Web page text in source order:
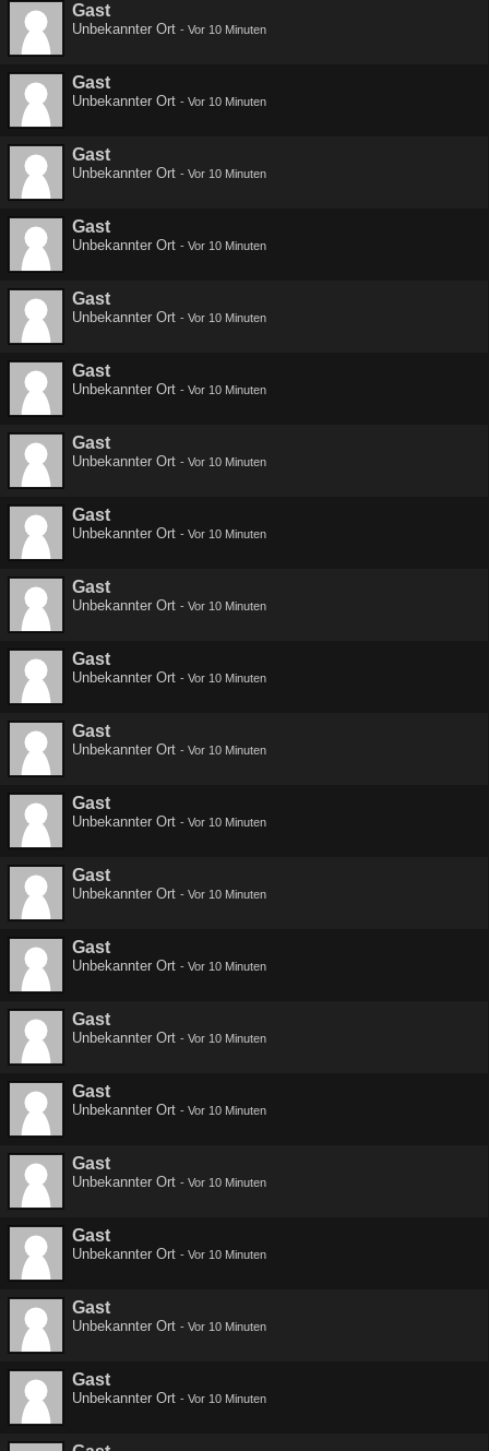
Gast
Unbekannter Ort - Vor 10 Minuten
Gast
Unbekannter Ort - Vor 10 Minuten
Gast
Unbekannter Ort - Vor 10 Minuten
Gast
Unbekannter Ort - Vor 10 Minuten
Gast
Unbekannter Ort - Vor 10 Minuten
Gast
Unbekannter Ort - Vor 10 Minuten
Gast
Unbekannter Ort - Vor 10 Minuten
Gast
Unbekannter Ort - Vor 10 Minuten
Gast
Unbekannter Ort - Vor 10 Minuten
Gast
Unbekannter Ort - Vor 10 Minuten
Gast
Unbekannter Ort - Vor 10 Minuten
Gast
Unbekannter Ort - Vor 10 Minuten
Gast
Unbekannter Ort - Vor 10 Minuten
Gast
Unbekannter Ort - Vor 10 Minuten
Gast
Unbekannter Ort - Vor 10 Minuten
Gast
Unbekannter Ort - Vor 10 Minuten
Gast
Unbekannter Ort - Vor 10 Minuten
Gast
Unbekannter Ort - Vor 10 Minuten
Gast
Unbekannter Ort - Vor 10 Minuten
Gast
Unbekannter Ort - Vor 10 Minuten